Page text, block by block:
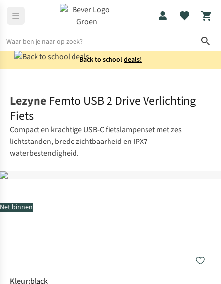
Back to schooldeals!
Net binnen
Lezyne Femto USB 2 Drive Verlichting
Fiets
Compact en krachtige USB-C fietslampenset met zes
lichtstanden, brede zichtbaarheid en IPX7
waterbestendigheid.
Kleur:black